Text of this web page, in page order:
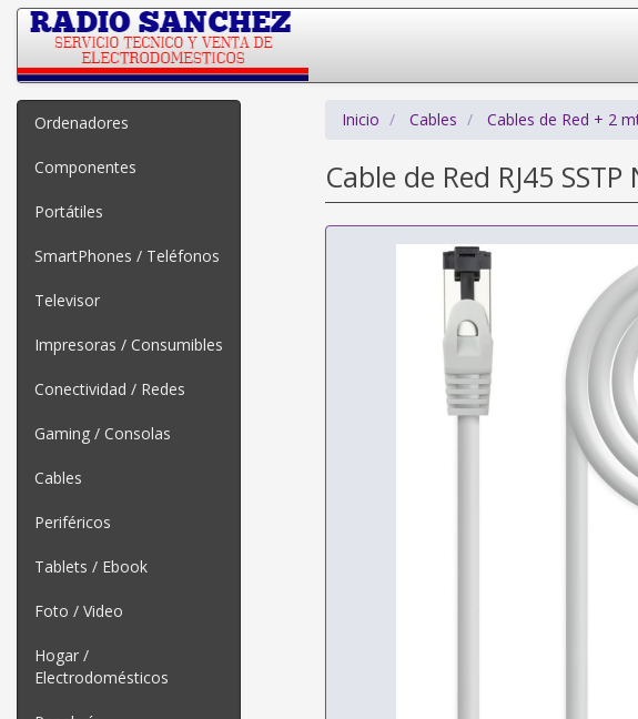
Ordenadores
Componentes
Portátiles
SmartPhones / Teléfonos
Televisor
Impresoras / Consumibles
Conectividad / Redes
Gaming / Consolas
Cables
Periféricos
Tablets / Ebook
Foto / Video
Hogar /
Electrodomésticos
Inicio Cables Cables de Red + 2
Cable de Red RJ45